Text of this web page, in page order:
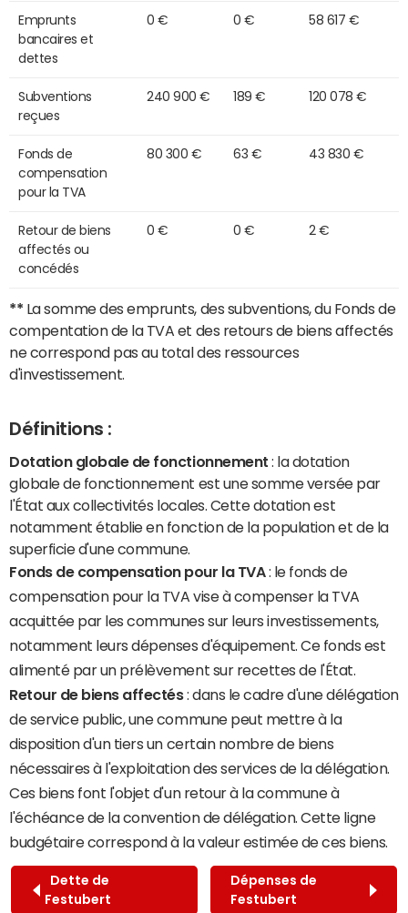
Emprunts
bancaires et
dettes
0 € 0 € 58 617 €
Subventions
reçues
240 900 € 189 € 120 078 €
Fonds de
compensation
pour la TVA
80 300 € 63 € 43 830 €
Retour de biens
affectés ou
concédés
0 € 0 € 2 €
** La somme des emprunts, des subventions, du Fonds de
compentation de la TVA et des retours de biens affectés
ne correspond pas au total des ressources
d'investissement.
Définitions :
Dotation globale de fonctionnement : la dotation
globale de fonctionnement est une somme versée par
l'État aux collectivités locales. Cette dotation est
notamment établie en fonction de la population et de la
superficie d'une commune.
Fonds de compensation pour la TVA: le fonds de
compensation pour la TVA vise à compenser la TVA
acquittée par les communes sur leurs investissements,
notamment leurs dépenses d'équipement. Ce fonds est
alimenté par un prélèvement sur recettes de l'État.
Retour de biens affectés: dans le cadre d'une délégation
de service public, une commune peut mettre à la
disposition d'un tiers un certain nombre de biens
nécessaires à l'exploitation des services de la délégation.
Ces biens font l'objet d'un retour à la commune à
l'échéance de la convention de délégation. Cette ligne
budgétaire correspond à la valeur estimée de ces biens.
Dette de
Festubert
Dépenses de
Festubert